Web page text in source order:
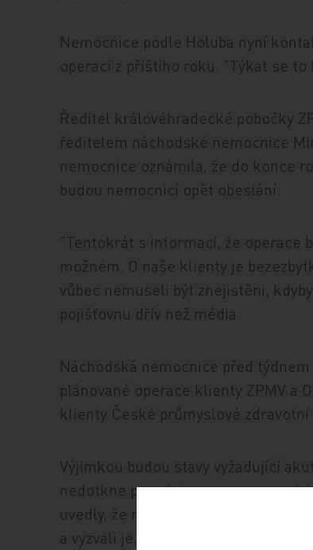
Nemocnice podle Holuba nyní
operací z příštího roku. "Týkat se to
Ředitel královéhradecké pobočky
ředitelem náchodské nemocnice
nemocnice oznámila, že do konce
budou nemocnicí opět obeslání.
"Tentokrát s informací, že operace
možném. O naše klienty je
vůbec nemuseli být znejistěni,
pojišťovnu dřív než média.
Náchodská nemocnice před
plánované operace klienty ZPMV a
klienty České průmyslové zdravotní
Výjimkou budou stavy vyžadující
nedotkne porodnic a
uvedly, že neexistuje žádný reálný
a vyzvali je, aby se v případě